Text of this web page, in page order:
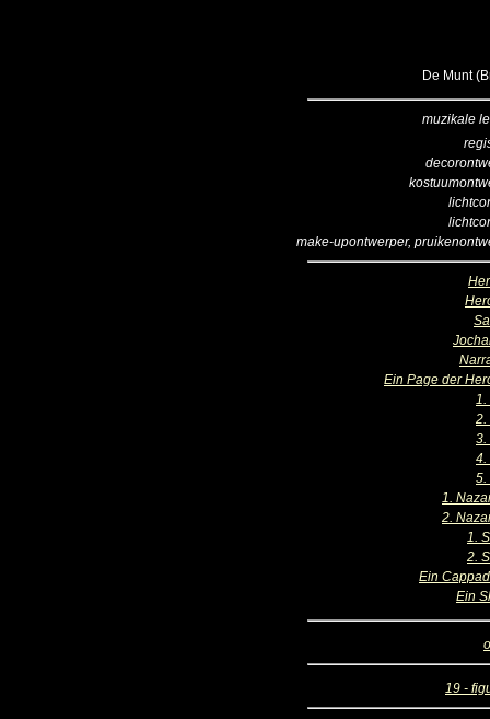
De Munt
muzikale
make-upontwerper,
Ein Page der
1.
2.
3.
4.
5.
1.
2.
1.
2.
Ein
Ein
19 -